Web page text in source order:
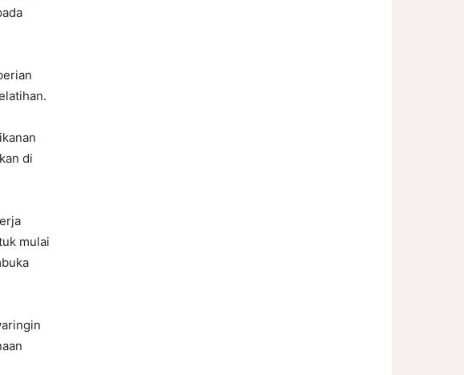
di
mulai